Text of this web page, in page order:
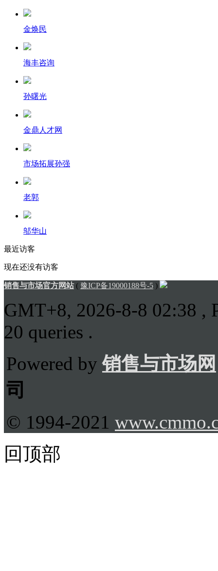
金焕民
海丰咨询
孙曙光
金鼎人才网
市场拓展孙强
老郭
邬华山
最近访客
现在还没有访客
销售与市场官方网站( 豫ICP备19000188号-5 )
GMT+8, 2026-8-8 02:38 ,
20 queries .
Powered by销售与市场网
司
© 1994-2021
回顶部